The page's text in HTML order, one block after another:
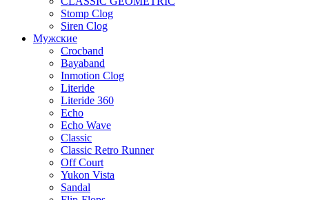
Stomp Clog
Siren Clog
Мужские
Crocband
Bayaband
Inmotion Clog
Literide
Literide 360
Echo
Echo Wave
Classic
Classic Retro Runner
Off Court
Yukon Vista
Sandal